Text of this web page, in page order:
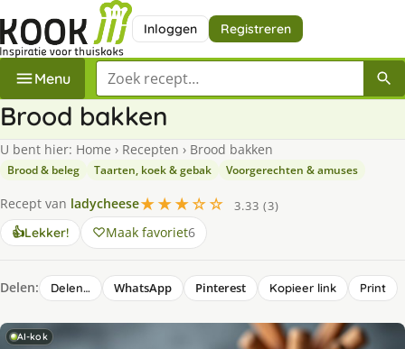
Inloggen Registreren
Menu Zoek een recept
Brood bakken
U bent hier: Home › Recepten › Brood bakken
Brood & beleg Taarten, koek & gebak Voorgerechten & amuses
Recept van ladycheese★★★☆☆
3.33 (3)
👍Lekker! Maak favoriet6
Delen: Delen… WhatsApp Pinterest Kopieer link Print
AI-kok